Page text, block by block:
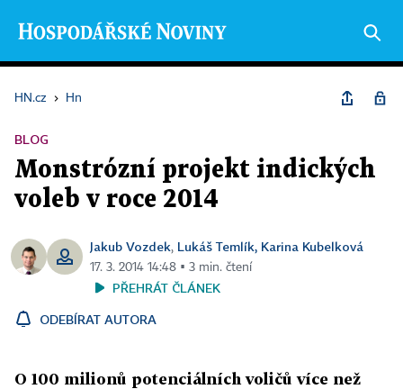
HN.cz › Hn
BLOG
Monstrózní projekt indických
voleb v roce 2014
Jakub Vozdek, Lukáš Temlík, Karina Kubelková
17. 3. 2014 14:48 ▪ 3 min. čtení
PŘEHRÁT ČLÁNEK
ODEBÍRAT AUTORA
O 100 milionů potenciálních voličů více než